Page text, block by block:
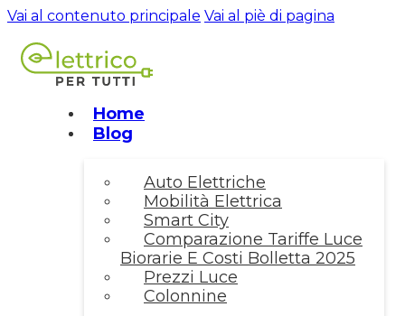
Vai al contenuto principale Vai al piè di pagina
Home
Blog
Auto Elettriche
Mobilità Elettrica
Smart City
Comparazione Tariffe Luce
Biorarie E Costi Bolletta 2025
Prezzi Luce
Colonnine